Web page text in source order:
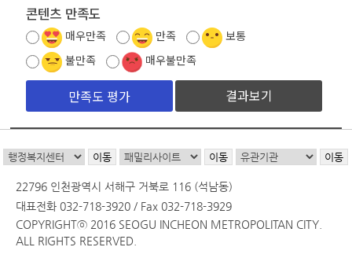
콘텐츠 만족도
매우만족 만족
보통
불만족
매우불만족
결과보기
22796 인천광역시 서해구 거북로 116 (석남동)
대표전화 032-718-3920 / Fax 032-718-3929
COPYRIGHTⓒ 2016 SEOGU INCHEON METROPOLITAN CITY.
ALL RIGHTS RESERVED.